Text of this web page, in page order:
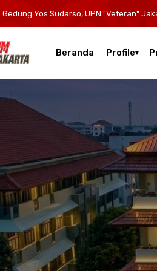
Gedung Yos Sudarso, UPN "Veteran"
Beranda Profile